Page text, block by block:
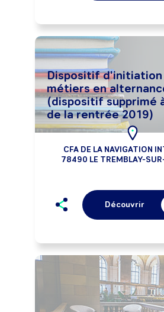
Dispositif d'initiation
métiers en
(dispositif supprimé
de la rentrée 2019)
CFA DE LA NAVIGATION
78490 LE TREMBLAY-
Découvrir